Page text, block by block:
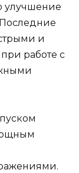
улучшение
и
работе с